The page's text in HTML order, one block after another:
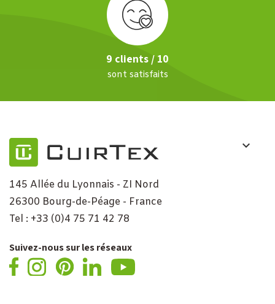
9 clients / 10
sont satisfaits
145 Allée du Lyonnais - ZI Nord
26300 Bourg-de-Péage - France
Tel : +33 (0)4 75 71 42 78
Suivez-nous sur les réseaux